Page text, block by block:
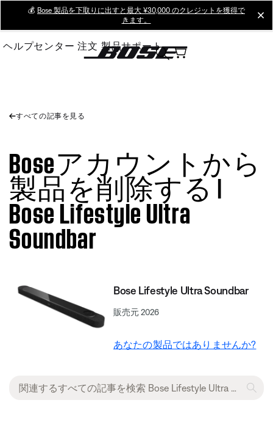
Main
💰 Bose 製品を下取りに出すと最大 ¥30,000 のクレジットを獲得で
きます。
ヘルプセンター 注文 製品サポート
すべての記事を見る
Boseアカウントから
製品を削除する |
Bose Lifestyle Ultra
Soundbar
Bose Lifestyle Ultra Soundbar
販売元 2026
あなたの製品ではありませんか?